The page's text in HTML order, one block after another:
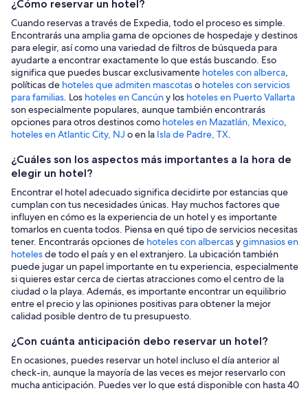
¿Cómo reservar un hotel?
Cuando reservas a través de Expedia, todo el proceso es simple.
Encontrarás una amplia gama de opciones de hospedaje y destinos
para elegir, así como una variedad de filtros de búsqueda para
ayudarte a encontrar exactamente lo que estás buscando. Eso
significa que puedes buscar exclusivamente hoteles con alberca,
políticas de hoteles que admiten mascotaso hoteles con servicios
para familias. Los hoteles en Cancúny los hoteles en Puerto Vallarta
son especialmente populares, aunque también encontrarás
opciones para otros destinos como hoteles en Mazatlán, Mexico,
hoteles en Atlantic City, NJ o en la Isla de Padre, TX.
¿Cuáles son los aspectos más importantes a la hora de
elegir un hotel?
Encontrar el hotel adecuado significa decidirte por estancias que
cumplan con tus necesidades únicas. Hay muchos factores que
influyen en cómo es la experiencia de un hotel y es importante
tomarlos en cuenta todos. Piensa en qué tipo de servicios necesitas
tener. Encontrarás opciones de hoteles con albercasygimnasios en
hotelesde todo el país y en el extranjero. La ubicación también
puede jugar un papel importante en tu experiencia, especialmente
si quieres estar cerca de ciertas atracciones como el centro de la
ciudad o la playa. Además, es importante encontrar un equilibrio
entre el precio y las opiniones positivas para obtener la mejor
calidad posible dentro de tu presupuesto.
¿Con cuánta anticipación debo reservar un hotel?
En ocasiones, puedes reservar un hotel incluso el día anterior al
check-in, aunque la mayoría de las veces es mejor reservarlo con
mucha anticipación. Puedes ver lo que está disponible con hasta 40